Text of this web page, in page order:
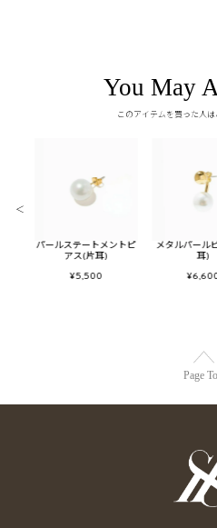
You May
このアイテムを買った人
パールステートメントピ
アス(片耳)
¥5,500
メタルパール
耳)
＜
Page